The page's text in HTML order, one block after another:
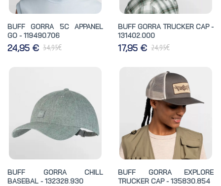
BUFF GORRA 5C APPANEL
GO - 119490.706
24,95 € 34,95€
BUFF GORRA TRUCKER CAP -
131402.000
17,95 € 24,95€
BUFF GORRA CHILL
BASEBAL - 132328.930
BUFF GORRA EXPLORE
TRUCKER CAP - 135830.854